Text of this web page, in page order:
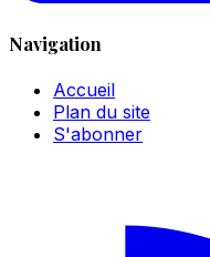
Navigation
Accueil
Plan du site
S'abonner